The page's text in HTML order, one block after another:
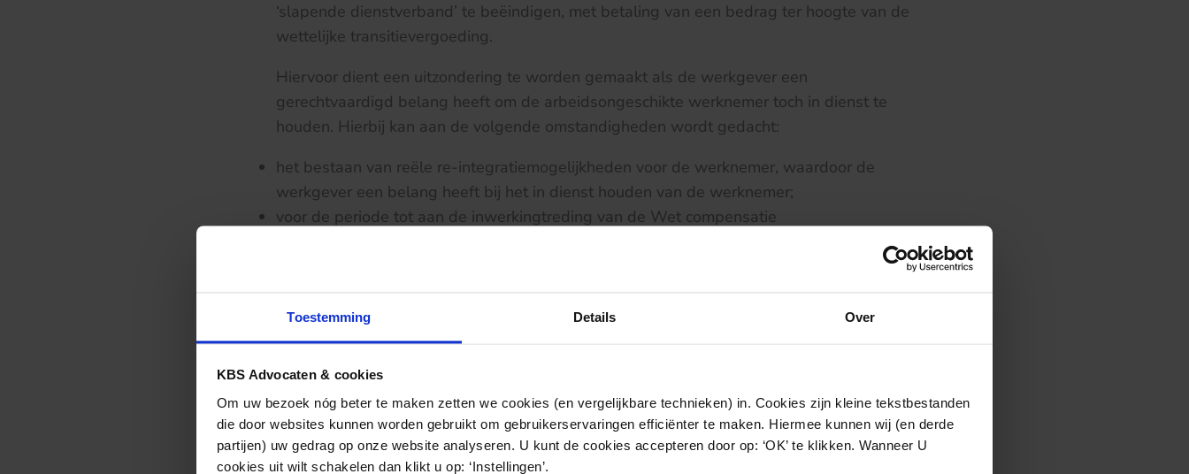
Toestemming Details Over
KBS Advocaten & cookies
Om uw bezoek nóg beter te maken zetten we cookies (en vergelijkbare technieken) in. Cookies zijn kleine tekstbestanden
die door websites kunnen worden gebruikt om gebruikerservaringen efficiënter te maken. Hiermee kunnen wij (en derde
partijen) uw gedrag op onze website analyseren. U kunt de cookies accepteren door op: ‘OK’ te klikken. Wanneer U
cookies uit wilt schakelen dan klikt u op: ‘Instellingen’.
‘slapende dienstverband’ te beëindigen, met betaling van een bedrag ter hoogte van de
wettelijke transitievergoeding.
Hiervoor dient een uitzondering te worden gemaakt als de werkgever een
gerechtvaardigd belang heeft om de arbeidsongeschikte werknemer toch in dienst te
houden. Hierbij kan aan de volgende omstandigheden wordt gedacht:
het bestaan van reële re-integratiemogelijkheden voor de werknemer, waardoor de
werkgever een belang heeft bij het in dienst houden van de werknemer;
voor de periode tot aan de inwerkingtreding van de Wet compensatie
mogelijke andere belangen van de werkgever bij het in dienst houden van de
werknemer, anders dan de enkele wens om de transitievergoeding niet te hoeven
betalen.
Uitspraak Hoge Raad
Het is nog niet bekend wanneer de Hoge Raad uitspraak doet.